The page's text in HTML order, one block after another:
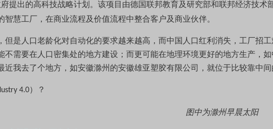
提出的高科技战略计划。该项目由德国联邦教育及研究部和联邦经济技术
慧工厂，在商业流程及价值流程中整合客户及商业伙伴。
但是人口老龄化对自动化的要求越来越高，而中国人口红利消失，工厂招
不需要在人口密集处的地方建设；而更可能在地理环境更好的地方生产，
近我去了个地方，如安徽滁州的安徽雄亚塑胶有限公司，就位于比较靠中间
图中为滁州早晨太阳